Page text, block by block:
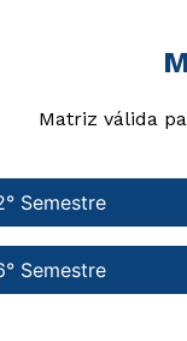
Matriz válida
Semestre
Semestre